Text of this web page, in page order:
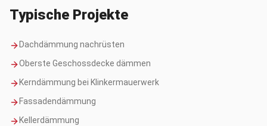
Typische Projekte
Dachdämmung nachrüsten
Oberste Geschossdecke dämmen
Kerndämmung bei Klinkermauerwerk
Fassadendämmung
Kellerdämmung